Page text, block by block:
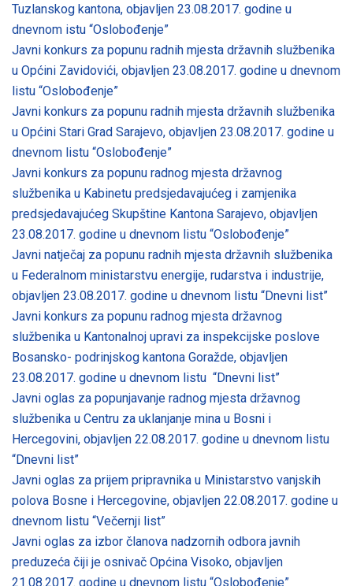
Tuzlanskog kantona, objavljen 23.08.2017. godine u
dnevnom istu “Oslobođenje”
Javni konkurs za popunu radnih mjesta državnih službenika
u Općini Zavidovići, objavljen 23.08.2017. godine u dnevnom
listu “Oslobođenje”
Javni konkurs za popunu radnih mjesta državnih službenika
u Općini Stari Grad Sarajevo, objavljen 23.08.2017. godine u
dnevnom listu “Oslobođenje”
Javni konkurs za popunu radnog mjesta državnog
službenika u Kabinetu predsjedavajućeg i zamjenika
predsjedavajućeg Skupštine Kantona Sarajevo, objavljen
23.08.2017. godine u dnevnom listu “Oslobođenje”
Javni natječaj za popunu radnih mjesta državnih službenika
u Federalnom ministarstvu energije, rudarstva i industrije,
objavljen 23.08.2017. godine u dnevnom listu “Dnevni list”
Javni konkurs za popunu radnog mjesta državnog
službenika u Kantonalnoj upravi za inspekcijske poslove
Bosansko- podrinjskog kantona Goražde, objavljen
23.08.2017. godine u dnevnom listu “Dnevni list”
Javni oglas za popunjavanje radnog mjesta državnog
službenika u Centru za uklanjanje mina u Bosni i
Hercegovini, objavljen 22.08.2017. godine u dnevnom listu
“Dnevni list”
Javni oglas za prijem pripravnika u Ministarstvo vanjskih
polova Bosne i Hercegovine, objavljen 22.08.2017. godine u
dnevnom listu “Večernji list”
Javni oglas za izbor članova nadzornih odbora javnih
preduzeća čiji je osnivač Općina Visoko, objavljen
21.08.2017. godine u dnevnom listu “Oslobođenje”